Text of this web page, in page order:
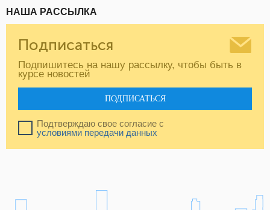
НАША РАССЫЛКА
Подписаться
Подпишитесь на нашу рассылку, чтобы быть в
курсе новостей
ПОДПИСАТЬСЯ
Подтверждаю свое согласие с
условиями передачи данных